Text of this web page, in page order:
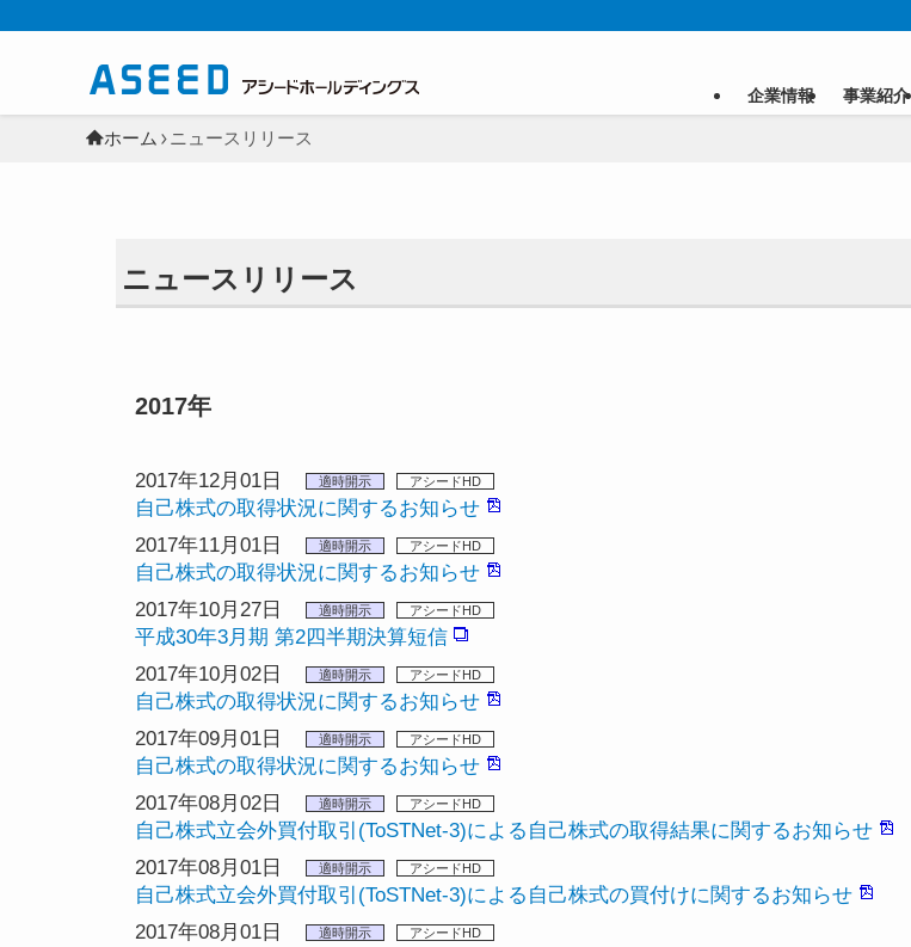
企業情報 事業紹介
ホーム ニュースリリース
ニュースリリース
2017年
2017年12月01日 適時開示 アシードHD
自己株式の取得状況に関するお知らせ
2017年11月01日
適時開示 アシードHD
自己株式の取得状況に関するお知らせ
2017年10月27日
適時開示 アシードHD
平成30年3月期 第2四半期決算短信
2017年10月02日
適時開示 アシードHD
自己株式の取得状況に関するお知らせ
2017年09月01日
適時開示 アシードHD
自己株式の取得状況に関するお知らせ
2017年08月02日
適時開示 アシードHD
自己株式立会外買付取引(ToSTNet-3)による自己株式の取得結果に関するお知らせ
2017年08月01日
適時開示 アシードHD
自己株式立会外買付取引(ToSTNet-3)による自己株式の買付けに関するお知らせ
2017年08月01日
適時開示 アシードHD